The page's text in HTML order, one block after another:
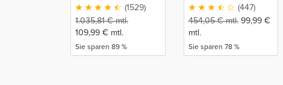
(1529)
1.035,81€mtl.
109,99 € mtl.
Sie sparen 89 %
(447)
454,05€mtl. 99,99 €
mtl.
Sie sparen 78 %